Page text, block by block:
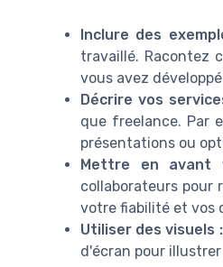
Inclure des
travaillé. Racontez
vous avez
Décrire vos
que freelance. Par
présentations ou
Mettre en avant
collaborateurs
votre fiabilité et vos
Utiliser des visuels :
d'écran pour